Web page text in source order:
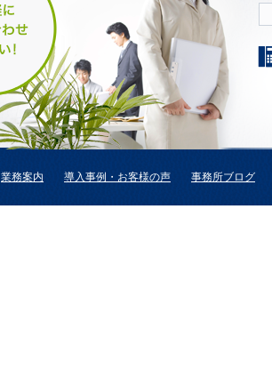
業務案内 導入事例・お客様の声 事務所ブログ